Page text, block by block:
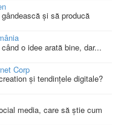
și să producă
o idee arată bine, dar...
Corp
și tendințele digitale?
media, care să știe cum